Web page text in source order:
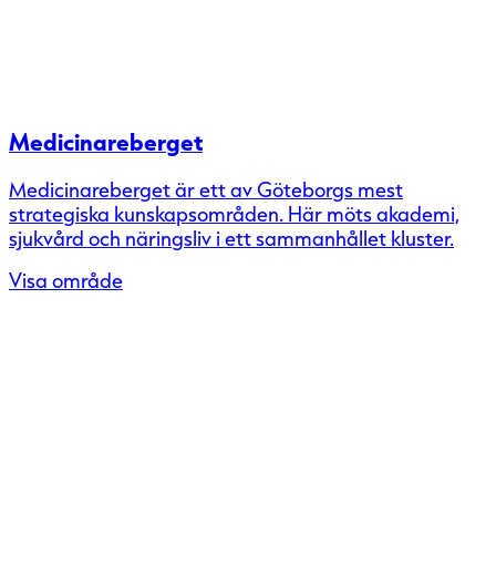
Medicinareberget
Medicinareberget är ett av Göteborgs mest
strategiska kunskapsområden. Här möts akademi,
sjukvård och näringsliv i ett sammanhållet kluster.
Visa område